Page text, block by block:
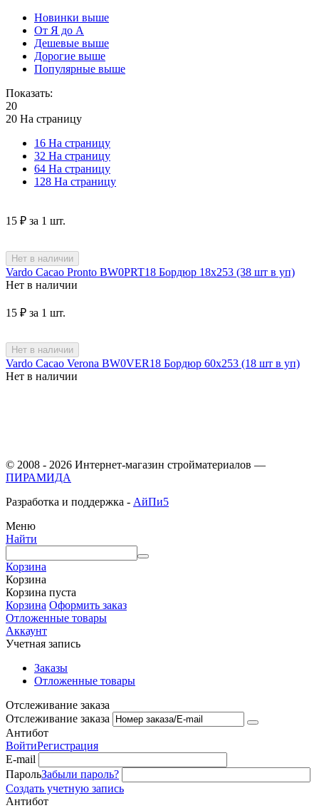
Новинки выше
От Я до А
Дешевые выше
Дорогие выше
Популярные выше
Показать:
20
20 На страницу
16 На страницу
32 На страницу
64 На страницу
128 На страницу
‍15‍ ₽ за 1 шт.
Нет в наличии
Vardo Cacao Pronto BW0PRT18 Бордюр 18х253 (38 шт в уп)
Нет в наличии
‍15‍ ₽ за 1 шт.
Нет в наличии
Vardo Cacao Verona BW0VER18 Бордюр 60х253 (18 шт в уп)
Нет в наличии
© 2008 - 2026 Интернет-магазин стройматериалов —
ПИРАМИДА
Разработка и поддержка - АйПи5
Меню
Найти
Корзина
Корзина
Корзина пуста
Корзина Оформить заказ
Отложенные товары
Аккаунт
Учетная запись
Заказы
Отложенные товары
Отслеживание заказа
Отслеживание заказа
Антибот
ВойтиРегистрация
E-mail
ПарольЗабыли пароль?
Создать учетную запись
Антибот